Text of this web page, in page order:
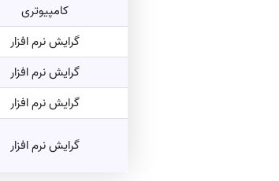
کامپیوتری
گرایش نرم افزار
گرایش نرم افزار
گرایش نرم افزار
گرایش نرم افزار